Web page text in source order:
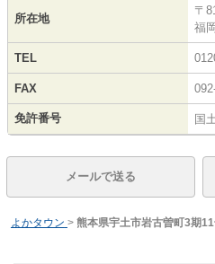
所在地
〒
福
TEL
FAX
免許番号 国
メールで送る
よかタウン > 熊本県宇土市岩古曽町3期